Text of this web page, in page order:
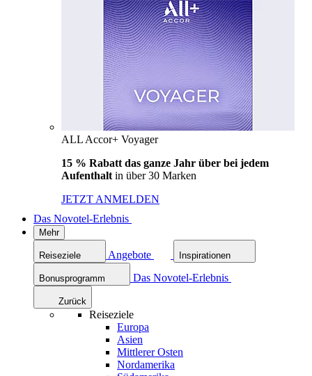
ALL Accor+ Voyager
15 % Rabatt das ganze Jahr über bei jedem
Aufenthalt in über 30 Marken
JETZT ANMELDEN
Das Novotel-Erlebnis
Mehr
Reiseziele Angebote Inspirationen
Bonusprogramm Das Novotel-Erlebnis
Zurück
Reiseziele
Europa
Asien
Mittlerer Osten
Nordamerika